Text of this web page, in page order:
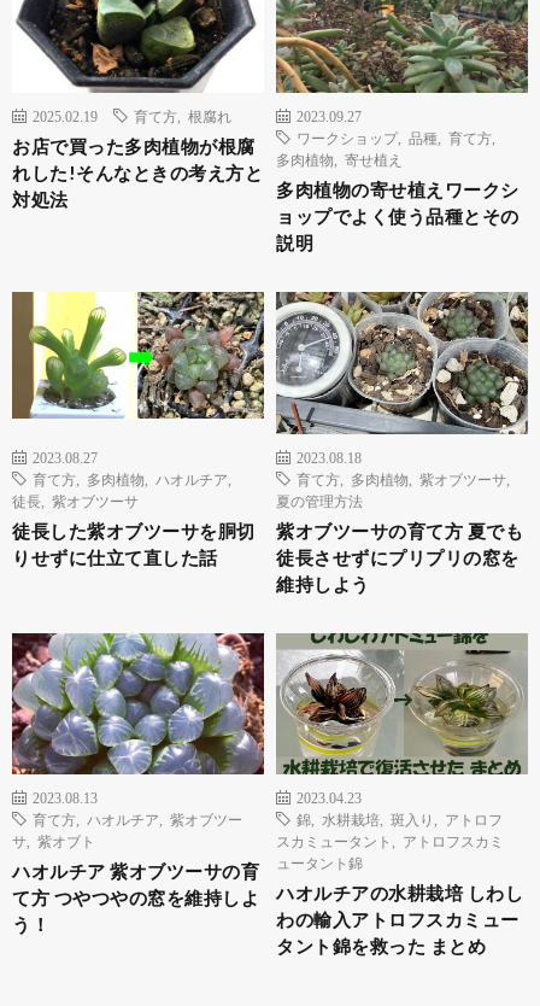
2025.02.19 育て方 根腐れ
お店で買った多肉植物が根腐
れした!そんなときの考え方と
対処法
2023.09.27
ワークショップ
品種 育て方
多肉植物
寄せ植え
多肉植物の寄せ植えワークシ
ョップでよく使う品種とその
説明
2023.08.27
育て方
多肉植物 ハオルチア
徒長
紫オブツーサ
徒長した紫オブツーサを胴切
りせずに仕立て直した話
2023.08.18
育て方
多肉植物 紫オブツーサ
夏の管理方法
紫オブツーサの育て方 夏でも
徒長させずにプリプリの窓を
維持しよう
2023.08.13
育て方
ハオルチア
紫オブツー
サ
紫オブト
ハオルチア 紫オブツーサの育
て方 つやつやの窓を維持しよ
う！
2023.04.23
錦
水耕栽培 斑入り
アトロフ
スカミュータント
アトロフスカミ
ュータント錦
ハオルチアの水耕栽培 しわし
わの輸入アトロフスカミュー
タント錦を救った まとめ